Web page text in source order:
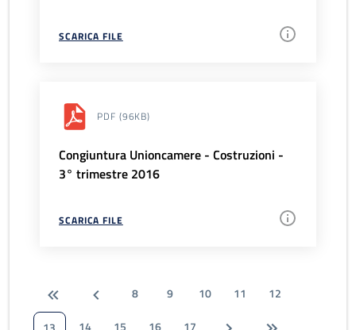
SCARICA FILE
PDF (96KB)
Congiuntura Unioncamere - Costruzioni -
3° trimestre 2016
SCARICA FILE
8 9 10 11
12